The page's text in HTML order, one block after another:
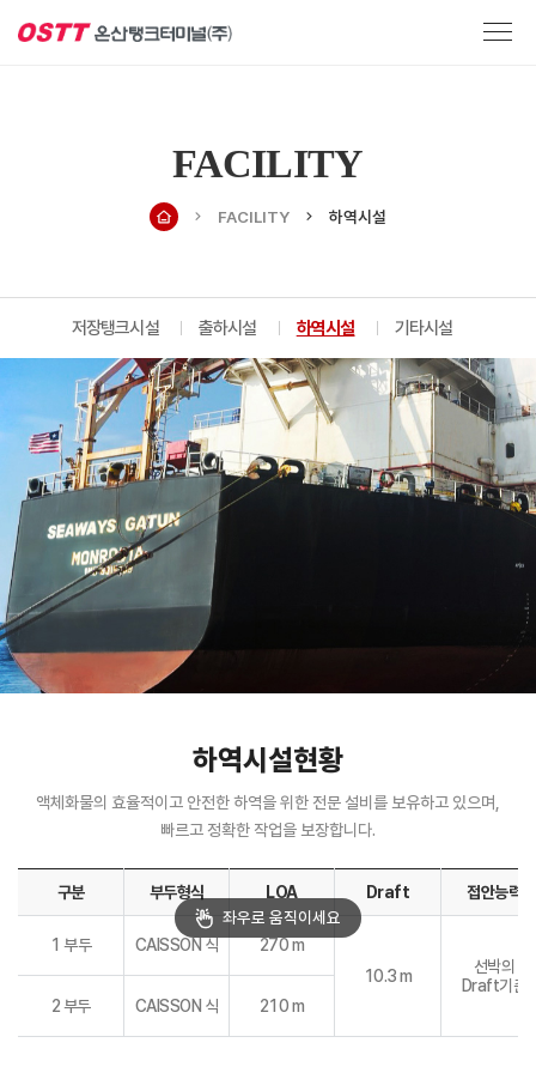
FACILITY
FACILITY 하역시설
저장탱크시설 출하시설 하역시설 기타시설
하역시설현황
액체화물의 효율적이고 안전한 하역을 위한 전문 설비를 보유하고 있으며,
빠르고 정확한 작업을 보장합니다.
구분 부두형식 LOA Draft 접안능력
1 부두 CAISSON 식
270 m
10.3 m
선박의
Draft기준
2 부두
CAISSON 식 210 m